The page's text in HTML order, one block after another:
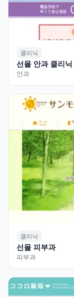
클리닉
선몰 안과 클리닉
안과
클리닉
선몰 피부과
피부과